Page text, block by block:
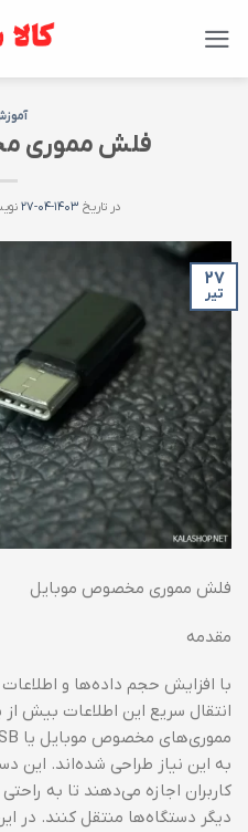
فلش مموری
در تاریخ ۱۴۰۳-۰۴-۲۷
۲۷
تیر
فلش مموری مخصوص موبایل
مقدمه
با افزایش حجم داده‌ها و
انتقال سریع این اطلاعات
به این نیاز طراحی شده‌اند. این
کاربران اجازه می‌دهند تا به
دیگر دستگاه‌ها منتقل کنند. در